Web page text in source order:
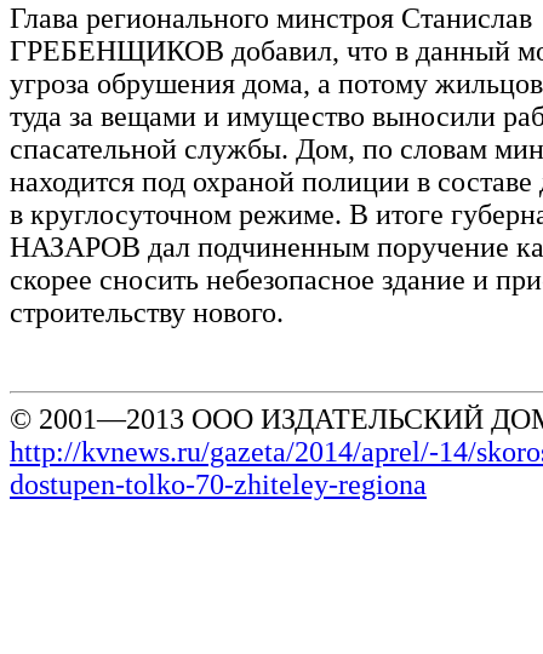
Глава регионального минстроя Станислав
ГРЕБЕНЩИКОВ добавил, что в данный
угроза обрушения дома, а потому
туда за вещами и имущество выносили
спасательной службы. Дом, по словам
находится под охраной полиции в составе
в круглосуточном режиме. В итоге
НАЗАРОВ дал подчиненным поручение
скорее сносить небезопасное здание и
строительству нового.
© 2001—2013 ООО ИЗДАТЕЛЬСКИЙ
http://kvnews.ru/gazeta/2014/aprel/-14/
dostupen-tolko-70-zhiteley-regiona